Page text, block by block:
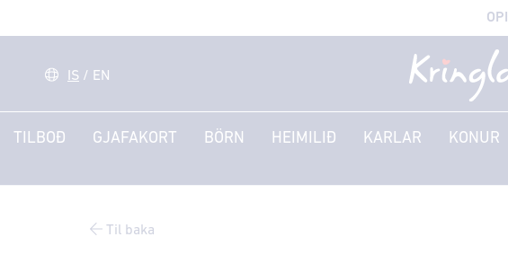
IS / EN
TILBOÐ GJAFAKORT BÖRN HEIMILIÐ KARLAR KONUR
Til baka